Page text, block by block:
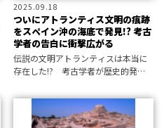
2025.09.18
ついにアトランティス文明の痕跡
をスペイン沖の海底で発見!? 考古
学者の告白に衝撃広がる
伝説の文明アトランティスは本当に
存在した!? 考古学者が歴史的発
司会者も絶句